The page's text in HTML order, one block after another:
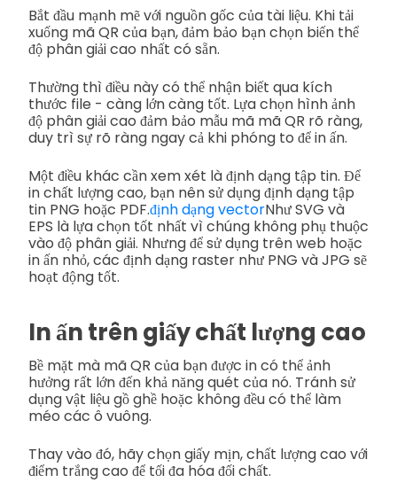
Bắt đầu mạnh mẽ với nguồn gốc của tài liệu. Khi tải
xuống mã QR của bạn, đảm bảo bạn chọn biến thể
độ phân giải cao nhất có sẵn.
Thường thì điều này có thể nhận biết qua kích
thước file - càng lớn càng tốt. Lựa chọn hình ảnh
độ phân giải cao đảm bảo mẫu mã mã QR rõ ràng,
duy trì sự rõ ràng ngay cả khi phóng to để in ấn.
Một điều khác cần xem xét là định dạng tập tin. Để
in chất lượng cao, bạn nên sử dụng định dạng tập
tin PNG hoặc PDF.định dạng vectorNhư SVG và
EPS là lựa chọn tốt nhất vì chúng không phụ thuộc
vào độ phân giải. Nhưng để sử dụng trên web hoặc
in ấn nhỏ, các định dạng raster như PNG và JPG sẽ
hoạt động tốt.
In ấn trên giấy chất lượng cao
Bề mặt mà mã QR của bạn được in có thể ảnh
hưởng rất lớn đến khả năng quét của nó. Tránh sử
dụng vật liệu gồ ghề hoặc không đều có thể làm
méo các ô vuông.
Thay vào đó, hãy chọn giấy mịn, chất lượng cao với
điểm trắng cao để tối đa hóa đối chất.